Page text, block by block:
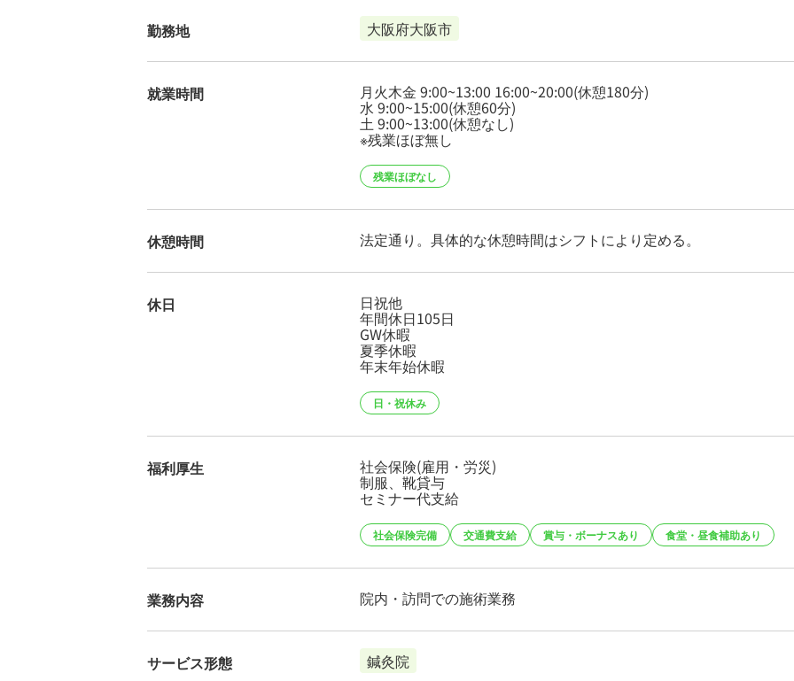
勤務地 大阪府大阪市
就業時間 月火木金 9:00~13:00 16:00~20:00(休憩180分)
水 9:00~15:00(休憩60分)
土 9:00~13:00(休憩なし)
※残業ほぼ無し
残業ほぼなし
休憩時間 法定通り。具体的な休憩時間はシフトにより定める。
休日 日祝他
年間休日105日
GW休暇
夏季休暇
年末年始休暇
日・祝休み
福利厚生 社会保険(雇用・労災)
制服、靴貸与
セミナー代支給
社会保険完備 交通費支給 賞与・ボーナスあり 食堂・昼食補助あり
業務内容 院内・訪問での施術業務
サービス形態 鍼灸院